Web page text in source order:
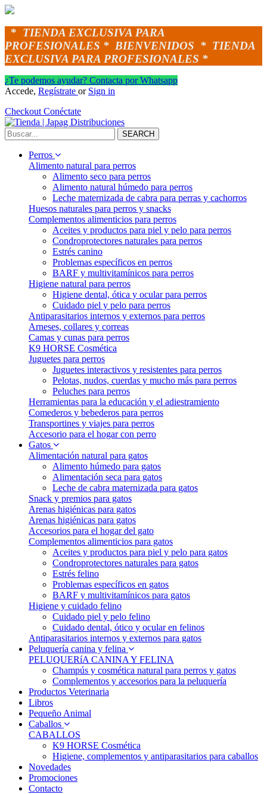
* TIENDA EXCLUSIVA PARA
PROFESIONALES * BIENVENIDOS * TIENDA
EXCLUSIVA PARA PROFESIONALES *
¿Te podemos ayudar? Contacta por Whatsapp
Accede, Regístrate or Sign in
Checkout Conéctate
SEARCH
Perros
Alimento natural para perros
Alimento seco para perros
Alimento natural húmedo para perros
Leche maternizada de cabra para perras y cachorros
Huesos naturales para perros y snacks
Complementos alimenticios para perros
Aceites y productos para piel y pelo para perros
Condroprotectores naturales para perros
Estrés canino
Problemas específicos en perros
BARF y multivitamínicos para perros
Higiene natural para perros
Higiene dental, ótica y ocular para perros
Cuidado piel y pelo para perros
Antiparasitarios internos y externos para perros
Arneses, collares y correas
Camas y cunas para perros
K9 HORSE Cosmética
Juguetes para perros
Juguetes interactivos y resistentes para perros
Pelotas, nudos, cuerdas y mucho más para perros
Peluches para perros
Herramientas para la educación y el adiestramiento
Comederos y bebederos para perros
Transportines y viajes para perros
Accesorio para el hogar con perro
Gatos
Alimentación natural para gatos
Alimento húmedo para gatos
Alimentación seca para gatos
Leche de cabra maternizada para gatos
Snack y premios para gatos
Arenas higiénicas para gatos
Arenas higiénicas para gatos
Accesorios para el hogar del gato
Complementos alimenticios para gatos
Aceites y productos para piel y pelo para gatos
Condroprotectores naturales para gatos
Estrés felino
Problemas específicos en gatos
BARF y multivitamínicos para gatos
Higiene y cuidado felino
Cuidado piel y pelo felino
Cuidado dental, ótico y ocular en felinos
Antiparasitarios internos y externos para gatos
Peluquería canina y felina
PELUQUERíA CANINA Y FELINA
Champús y cosmética natural para perros y gatos
Complementos y accesorios para la peluquería
Productos Veterinaria
Libros
Pequeño Animal
Caballos
CABALLOS
K9 HORSE Cosmética
Higiene, complementos y antiparasitarios para caballos
Novedades
Promociones
Contacto